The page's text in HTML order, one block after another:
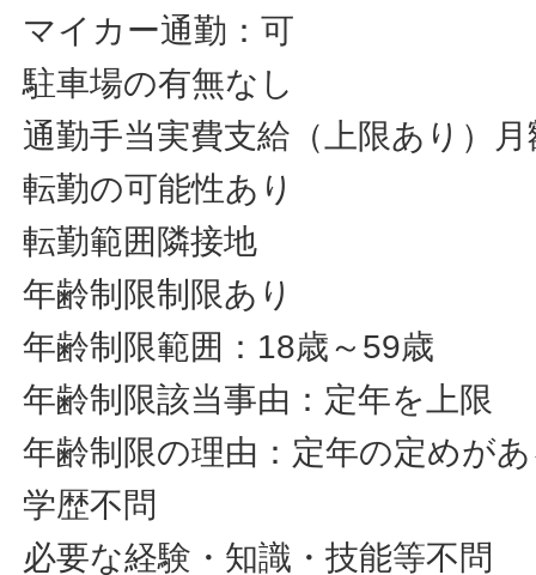
マイカー通勤：可
駐車場の有無なし
通勤手当実費支給（上限あり）
転勤の可能性あり
転勤範囲隣接地
年齢制限制限あり
年齢制限範囲：18歳～59歳
年齢制限該当事由：定年を上限
年齢制限の理由：定年の定めが
学歴不問
必要な経験・知識・技能等不問